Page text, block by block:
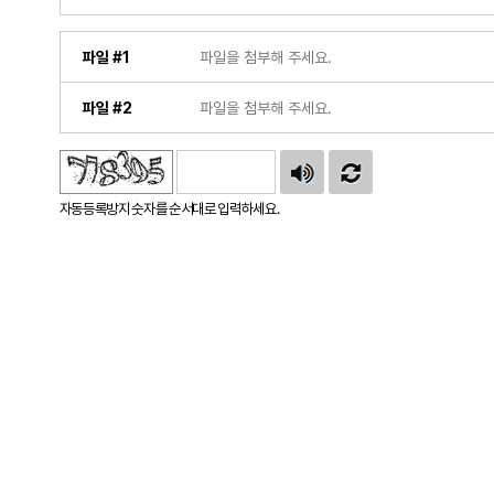
파일 #1
파일 #2
자동등록방지 숫자를 순서대로 입력하세요.